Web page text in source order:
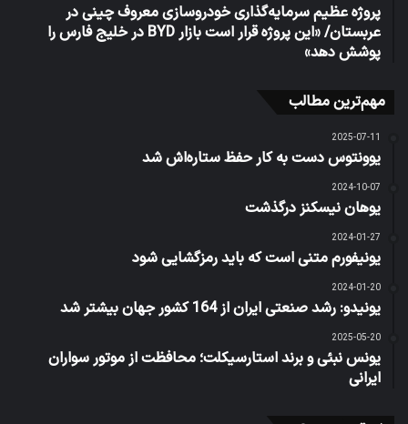
پروژه عظیم سرمایه‌گذاری خودروسازی معروف چینی در
عربستان/ «این پروژه قرار است بازار BYD در خلیج فارس را
پوشش دهد»
مهم‌ترین مطالب
2025-07-11
یوونتوس دست به کار حفظ ستاره‌اش شد
2024-10-07
یوهان نیسکنز درگذشت
2024-01-27
یونیفورم متنی است که باید رمزگشایی شود
2024-01-20
یونیدو: رشد صنعتی ایران از 164 کشور جهان بیشتر شد
2025-05-20
یونس نبئی و برند استارسیکلت؛ محافظت از موتور سواران
ایرانی